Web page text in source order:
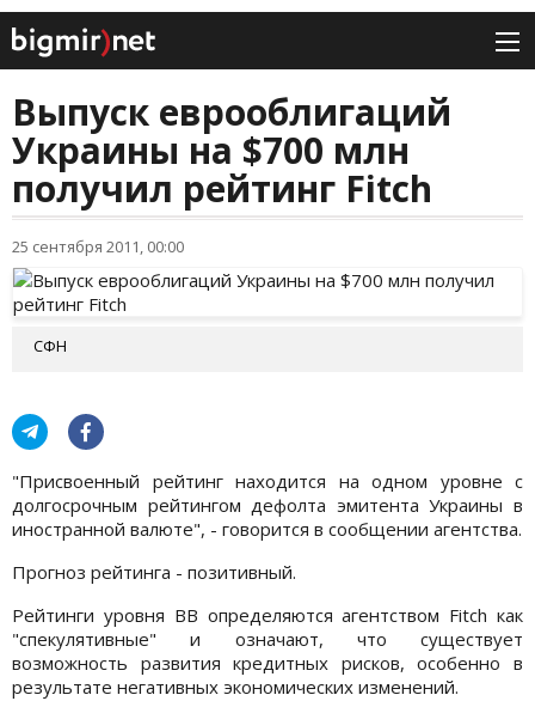
Выпуск еврооблигаций
Украины на $700 млн
получил рейтинг Fitch
25 сентября 2011, 00:00
СФН
"Присвоенный рейтинг находится на одном уровне с
долгосрочным рейтингом дефолта эмитента Украины в
иностранной валюте", - говорится в сообщении агентства.
Прогноз рейтинга - позитивный.
Рейтинги уровня BB определяются агентством Fitch как
"спекулятивные" и означают, что существует
возможность развития кредитных рисков, особенно в
результате негативных экономических изменений.